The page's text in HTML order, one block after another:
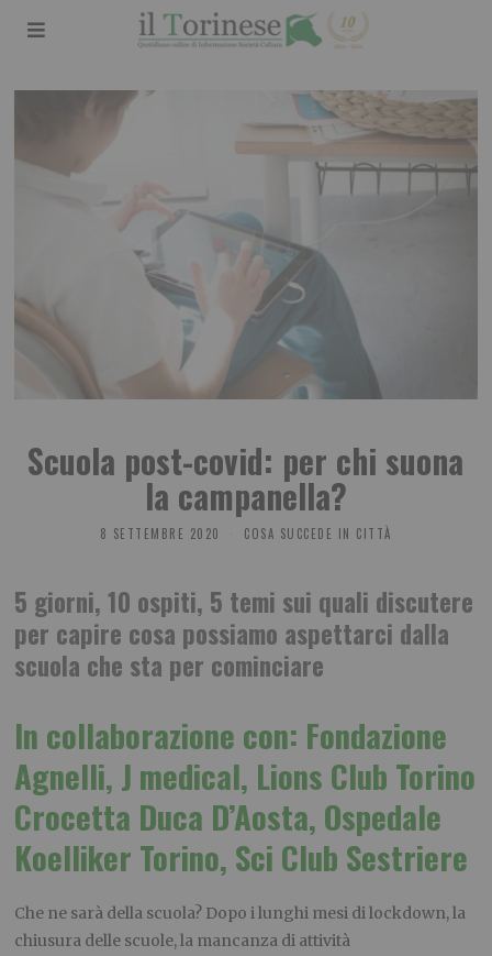
Scuola post-covid: per chi suona
la campanella?
8 SETTEMBRE 2020 COSA SUCCEDE IN CITTÀ
5 giorni, 10 ospiti, 5 temi sui quali discutere
per capire cosa possiamo aspettarci dalla
scuola che sta per cominciare
In collaborazione con: Fondazione
Agnelli, J medical, Lions Club Torino
Crocetta Duca D’Aosta, Ospedale
Koelliker Torino, Sci Club Sestriere
Che ne sarà della scuola? Dopo i lunghi mesi di lockdown, la
chiusura delle scuole, la mancanza di attività